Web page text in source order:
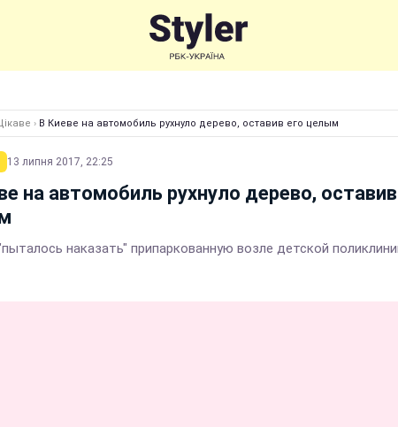
› В Киеве на автомобиль рухнуло дерево, оставив его целым
13 липня 2017, 22:25
на автомобиль рухнуло дерево,
наказать" припаркованную возле детской